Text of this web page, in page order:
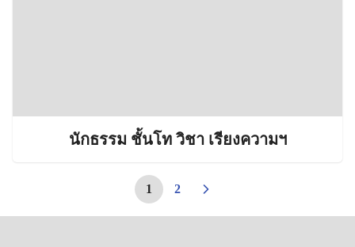
นักธรรม ชั้นโท วิชา เรียงความฯ
1 2